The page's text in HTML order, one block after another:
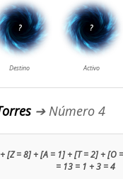
➔ Número 4
[Z = 8] + [A = 1] + [T = 2] +
= 13 = 1 + 3 = 4